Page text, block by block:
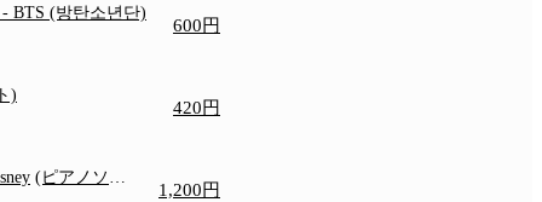
- BTS (방탄소년단)
600円
)
420円
(ピアノソロ/
1,200円